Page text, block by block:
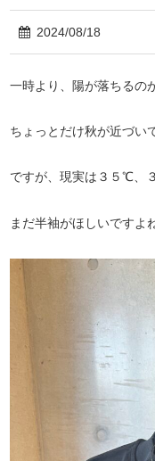
2024/08/18
一時より、陽が落ちるの
ちょっとだけ秋が近づい
ですが、現実は３５℃、
まだ半袖がほしいですよ